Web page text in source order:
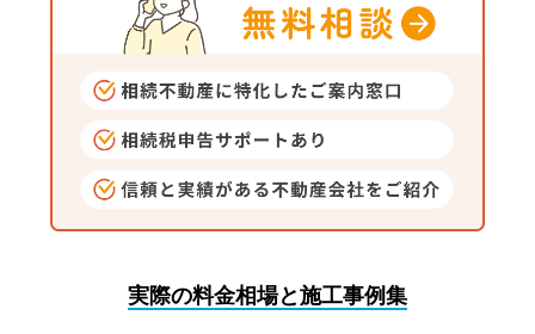
実際の料金相場と施工事例集